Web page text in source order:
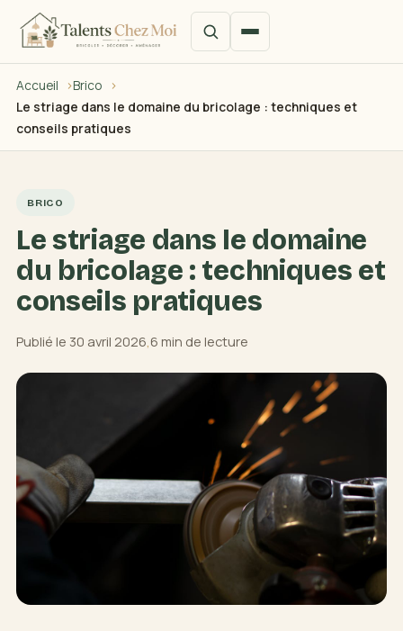
Accueil
Brico
Le striage dans le domaine du bricolage : techniques et
conseils pratiques
BRICO
Le striage dans le domaine
du bricolage : techniques et
conseils pratiques
Publié le 30 avril 2026,6 min de lecture